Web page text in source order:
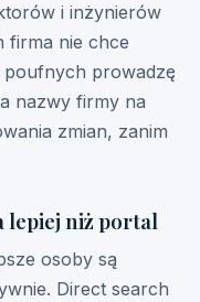
i inżynierów
firma nie chce
poufnych prowadzę
nazwy firmy na
zmian, zanim
lepiej niż portal
osoby są
Direct search